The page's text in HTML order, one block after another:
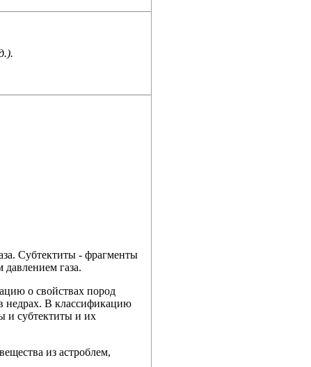
Субтектиты - фрагменты
газа.
о свойствах пород
недрах. В классификацию
и субтектиты и их
из астроблем,